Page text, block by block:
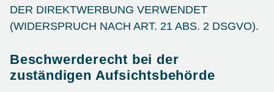
DER DIREKTWERBUNG VERWENDET
(WIDERSPRUCH NACH ART. 21 ABS. 2 DSGVO).
Beschwerde­recht bei der
zuständigen Aufsichts­behörde